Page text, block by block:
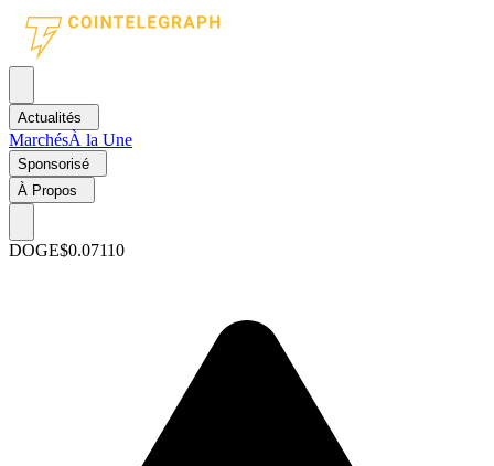
Actualités
MarchésÀ la Une
Sponsorisé
À Propos
DOGE$0.07110